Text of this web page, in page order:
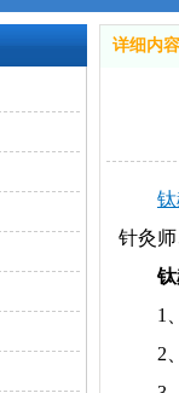
详细内容
针灸
1
2